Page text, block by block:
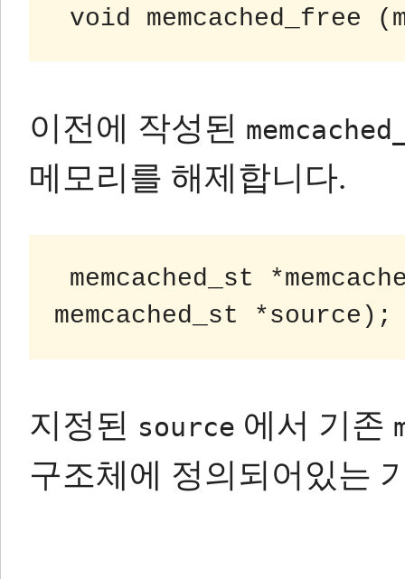
이전에 작성된
메모리를 해제합니다.
memcached_st
지정된 source 에서 기존
구조체에 정의되어있는